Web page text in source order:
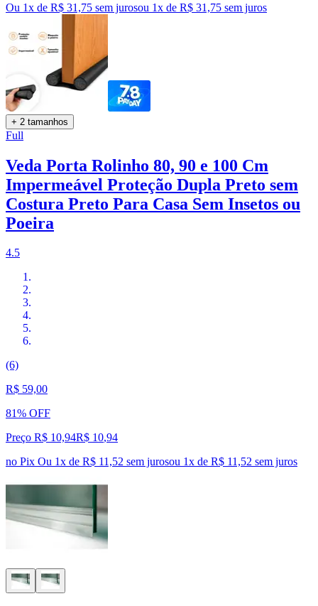
Ou 1x de R$ 31,75 sem jurosou 1x de R$ 31,75 sem juros
+ 2 tamanhos
Full
Veda Porta Rolinho 80, 90 e 100 Cm
Impermeável Proteção Dupla Preto sem
Costura Preto Para Casa Sem Insetos ou
Poeira
4.5
(6)
R$ 59,00
81% OFF
Preço R$ 10,94R$ 10,94
no Pix Ou 1x de R$ 11,52 sem jurosou 1x de R$ 11,52 sem juros